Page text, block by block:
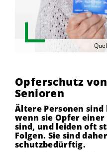
Opferschutz
Senioren
Ältere Personen
wenn sie Opfer
sind, und leiden oft
Folgen. Sie sind
schutzbedürftig.